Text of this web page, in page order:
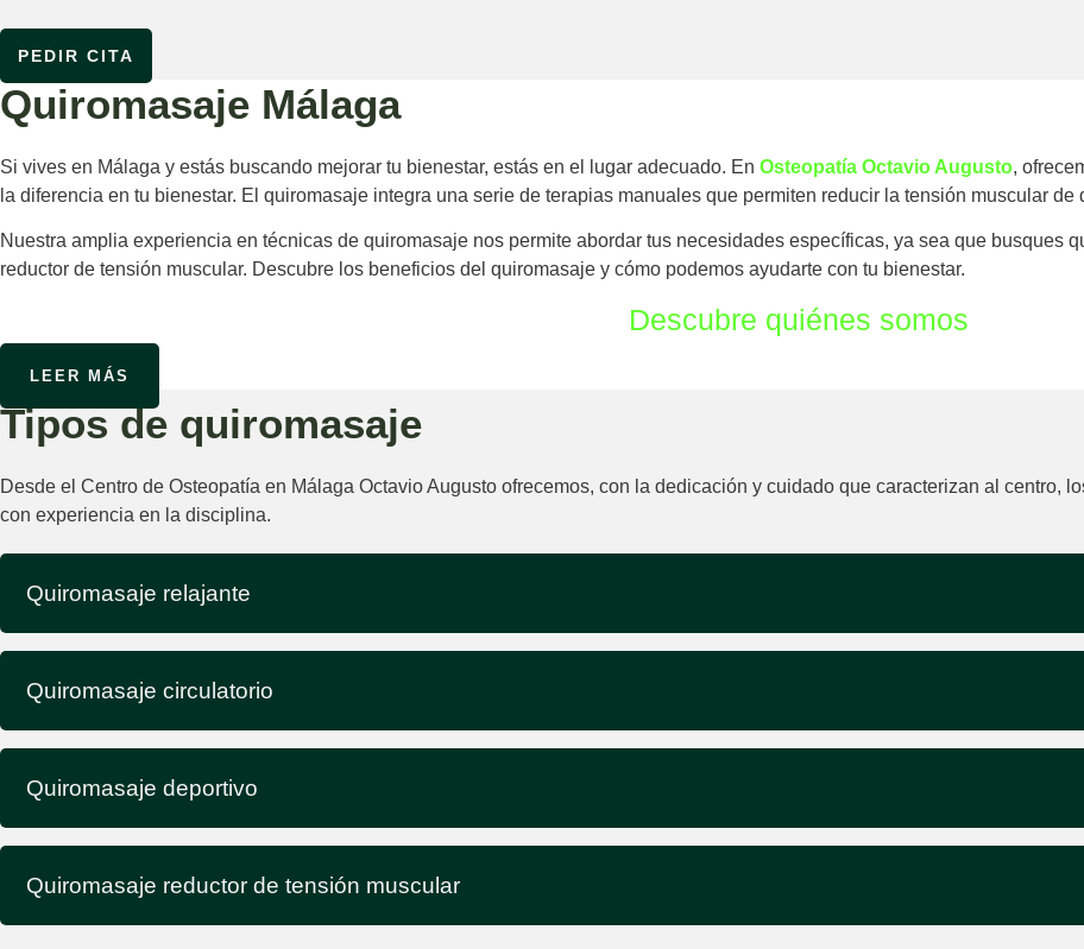
PEDIR CITA
Quiromasaje Málaga
Si vives en Málaga y estás buscando mejorar tu bienestar, estás en el lugar adecuado. En Osteopatía Octavio Augusto,
la diferencia en tu bienestar. El quiromasaje integra una serie de terapias manuales que permiten reducir la tensión muscular de
Nuestra amplia experiencia en técnicas de quiromasaje nos permite abordar tus necesidades específicas, ya sea que busques
reductor de tensión muscular. Descubre los beneficios del quiromasaje y cómo podemos ayudarte con tu bienestar.
Descubre quiénes somos
LEER MÁS
Tipos de quiromasaje
Desde el Centro de Osteopatía en Málaga Octavio Augusto ofrecemos, con la dedicación y cuidado que caracterizan al centro,
con experiencia en la disciplina.
Quiromasaje relajante
Quiromasaje circulatorio
Quiromasaje deportivo
Quiromasaje reductor de tensión muscular